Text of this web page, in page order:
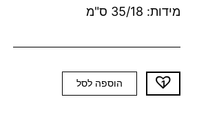
מידות: 35/18 ס"מ
כמות
של
הוספה לסל